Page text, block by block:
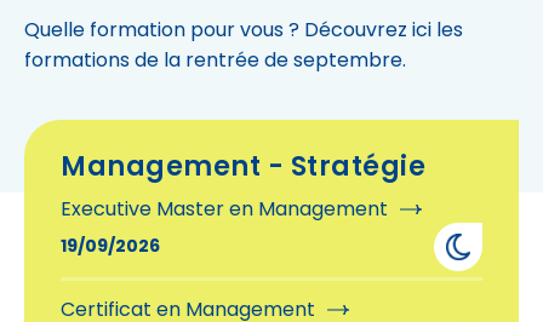
Quelle formation pour vous ? Découvrez ici les
formations de la rentrée de septembre.
Management - Stratégie
Executive Master en Management
19/09/2026
Certificat en Management